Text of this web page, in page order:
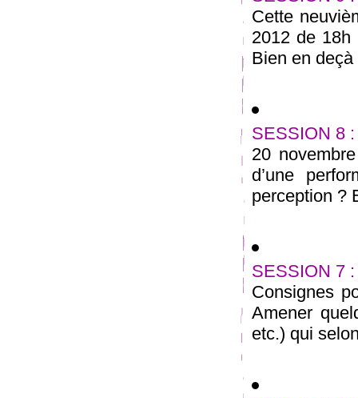
Cette
2012 de 18h
Bien en
SESSION 8
20
d’une
perception ?
SESSION 7
Consignes
Amener
etc.) qui